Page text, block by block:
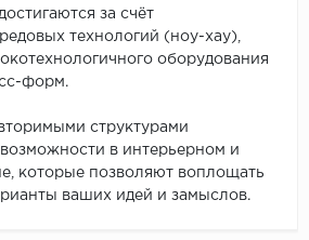
за счёт
технологий (ноу-хау),
оборудования
форм.
структурами
в интерьерном и
которые позволяют воплощать
ваших идей и замыслов.